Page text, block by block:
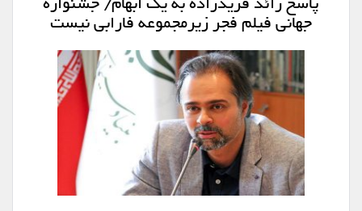
پاسخ رائد فریدزاده به یک ابهام/ جشنواره
جهانی فیلم فجر زیرمجموعه فارابی نیست